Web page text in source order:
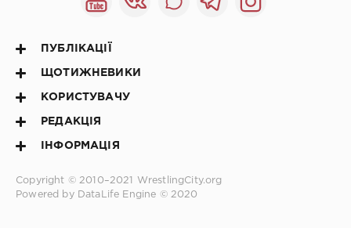
ПУБЛІКАЦІЇ
ЩОТИЖНЕВИКИ
КОРИСТУВАЧУ
РЕДАКЦІЯ
ІНФОРМАЦІЯ
Copyright © 2010–2021
WrestlingCity.org
Powered by DataLife Engine © 2020